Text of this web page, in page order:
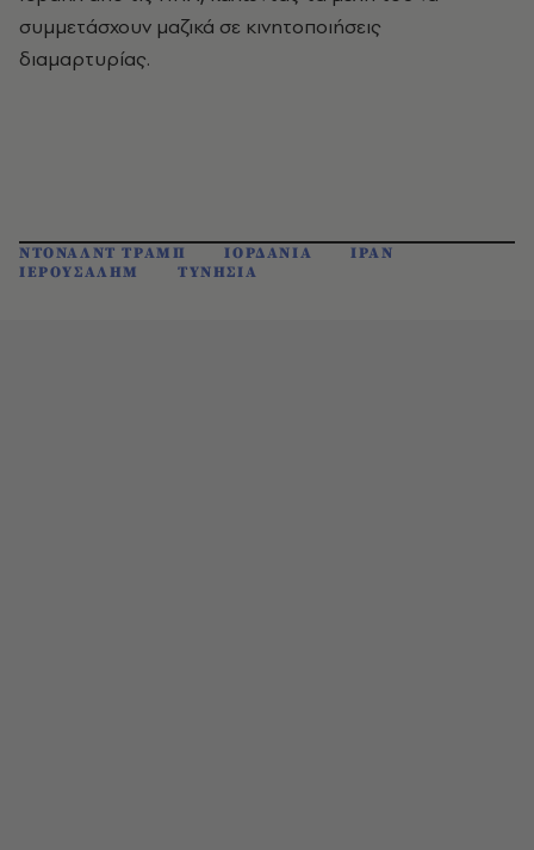
συμμετάσχουν μαζικά σε κινητοποιήσεις
διαμαρτυρίας.
ΝΤΟΝΑΛΝΤ ΤΡΑΜΠ ΙΟΡΔΑΝΙΑ
ΙΡΑΝ
ΙΕΡΟΥΣΑΛΗΜ
ΤΥΝΗΣΙΑ